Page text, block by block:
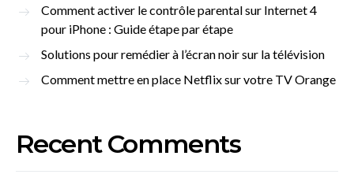
Comment activer le contrôle parental sur Internet 4
pour iPhone : Guide étape par étape
Solutions pour remédier à l’écran noir sur la télévision
Comment mettre en place Netflix sur votre TV Orange
Recent Comments